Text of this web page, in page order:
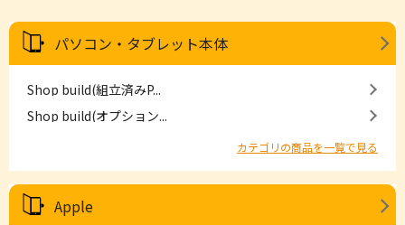
パソコン・タブレット本体
Shop build(組立済みP...
Shop build(オプション...
カテゴリの商品を一覧で見る
Apple